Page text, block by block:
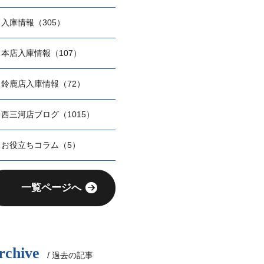
入庫情報（305）
本店入庫情報（107）
鈴鹿店入庫情報（72）
西三河店ブログ（1015）
お役立ちコラム（5）
一覧ページへ
/ 過去の記事